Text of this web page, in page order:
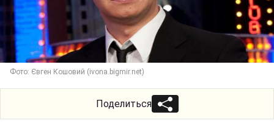
Фото: Євген Кошовий (ivona.bigmir.net)
Поделиться